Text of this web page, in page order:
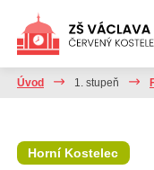
Úvod 1. stupeň
Horní Kostelec